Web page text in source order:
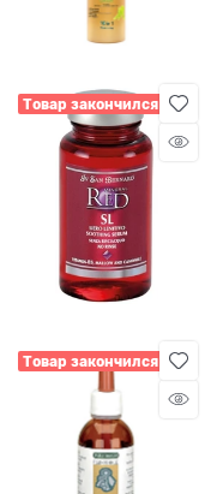
Товар закончился
Товар закончился